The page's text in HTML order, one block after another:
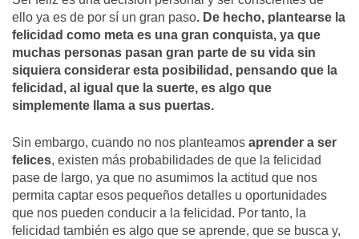
ello ya es de por sí un gran paso. De hecho, plantearse la
felicidad como meta es una gran conquista, ya que
muchas personas pasan gran parte de su vida sin
siquiera considerar esta posibilidad, pensando que la
felicidad, al igual que la suerte, es algo que
simplemente llama a sus puertas.
Sin embargo, cuando no nos planteamos aprender a ser
felices, existen más probabilidades de que la felicidad
pase de largo, ya que no asumimos la actitud que nos
permita captar esos pequeños detalles u oportunidades
que nos pueden conducir a la felicidad. Por tanto, la
felicidad también es algo que se aprende, que se busca y,